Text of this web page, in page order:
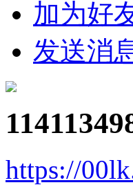
加为好
发送消
https://